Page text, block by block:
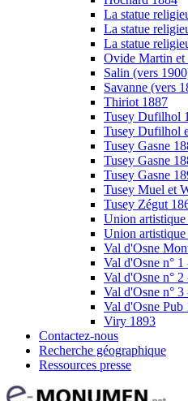
La statue
La statue
La statue
Ovide Martin
Salin (vers
Savanne (vers
Thiriot 1887
Tusey Dufilhol
Tusey Dufilhol
Tusey Gasne
Tusey Gasne
Tusey Gasne
Tusey Muel et
Tusey Zégut
Union artistique
Union
Val d'Osne
Val d'Osne n° 1
Val d'Osne n° 2
Val d'Osne n° 3
Val d'Osne Pub
Viry 1893
Contactez-nous
Recherche géographique
Ressources presse